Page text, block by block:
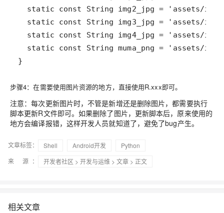
步骤4：在需要使用图片资源的地方，直接使用R.xxx即可。
注意：每次更新图片时，不管是新增还是删除图片，都需要执行
脚本更新R文件即可。如果删除了图片，更新脚本后，原来使用的
地方会编译报错，这样开发人员就知道了，避免了bug产生。
文章标签： Shell Android开发
Python
来 源：
开发者社区 > 开发与运维 > 文章 > 正文
相关文章